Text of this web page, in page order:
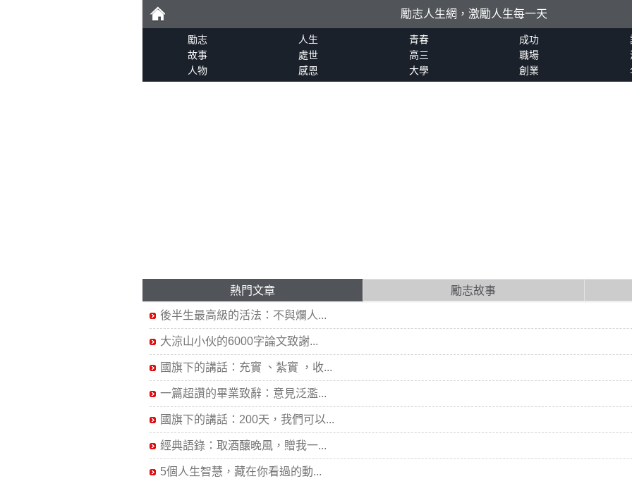
首
勵志人生網，激勵人生每一天
勵志 人生 青春 成功
故事
處世 高三 職場
人物
感恩 大學 創業
熱門文章 勵志故事
後半生最高級的活法：不與爛人...
大涼山小伙的6000字論文致謝...
國旗下的講話：充實 、紮實 ，收...
一篇超讚的畢業致辭：意見泛濫...
國旗下的講話：200天，我們可以...
經典語錄：取酒釀晚風，贈我一...
5個人生智慧，藏在你看過的動...